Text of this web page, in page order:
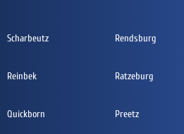
Scharbeutz Rendsburg
Reinbek Ratzeburg
Quickborn Preetz